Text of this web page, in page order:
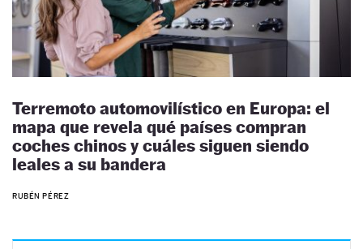
Terremoto automovilístico en Europa: el
mapa que revela qué países compran
coches chinos y cuáles siguen siendo
leales a su bandera
RUBÉN PÉREZ